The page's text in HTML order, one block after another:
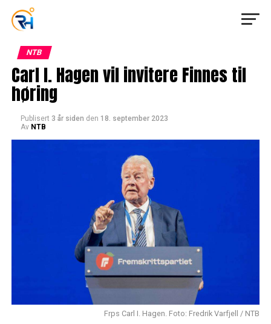
NTB
Carl I. Hagen vil invitere Finnes til
høring
Publisert 3 år siden den 18. september 2023
Av NTB
Frps Carl I. Hagen. Foto: Fredrik Varfjell / NTB